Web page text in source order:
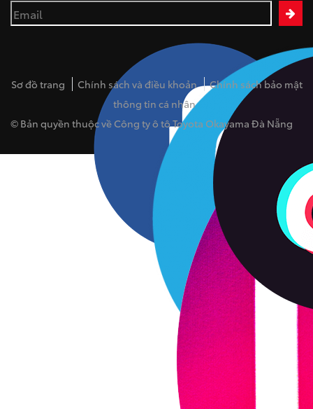
Sơ đồ trang Chính sách và điều khoản
Chính sách bảo mật
thông tin cá nhân
© Bản quyền thuộc về Công ty ô tô Toyota Okayama Đà Nẵng